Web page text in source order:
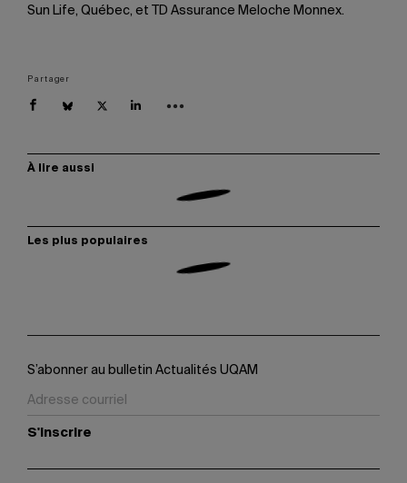
Sun Life, Québec, et TD Assurance Meloche Monnex.
Partager
À lire aussi
Les plus populaires
S’abonner au bulletin Actualités UQAM
S'inscrire